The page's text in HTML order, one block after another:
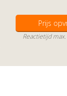
Prijs
Reactietijd